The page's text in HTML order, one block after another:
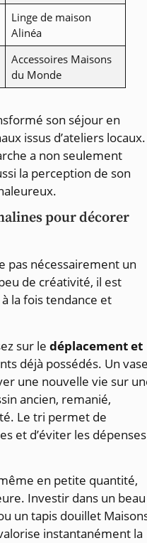
Linge de maison
Alinéa
Accessoires Maisons
du Monde
son séjour en
issus d’ateliers locaux.
a non seulement
la perception de son
pour décorer
pas nécessairement un
de créativité, il est
la fois tendance et
sur le déplacement et
déjà possédés. Un
une nouvelle vie sur
ancien, remanié,
Le tri permet de
et d’éviter les dépenses
en petite quantité,
Investir dans un beau
un tapis douillet
instantanément la